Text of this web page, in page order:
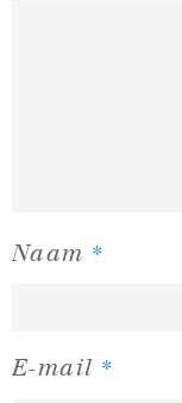
Naam *
E-mail *